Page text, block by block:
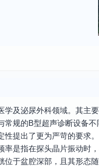
及泌尿外科领域。其主
规的B型超声诊断设备
提出了更为严苛的要求。
是指在探头晶片振动时
于盆腔深部，且其形态